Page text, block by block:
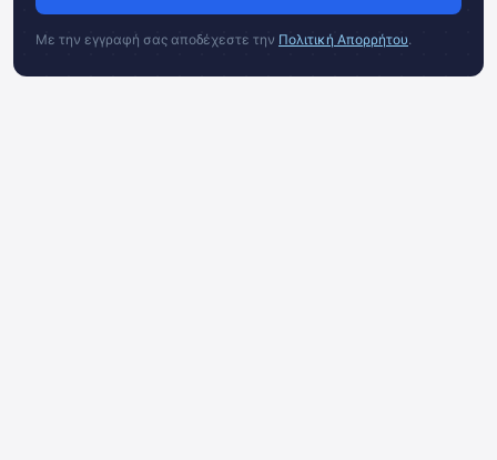
Με την εγγραφή σας αποδέχεστε την Πολιτική Απορρήτου.